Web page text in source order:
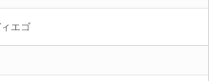
エゴ